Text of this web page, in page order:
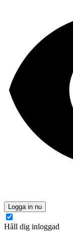
Logga in nu
Håll dig inloggad